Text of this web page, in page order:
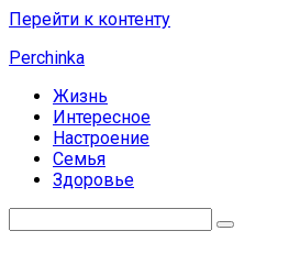
Перейти к контенту
Perchinka
Жизнь
Интересное
Настроение
Семья
Здоровье